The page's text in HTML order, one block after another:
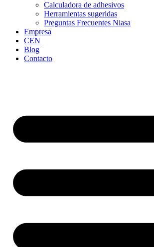
Calculadora de adhesivos
Herramientas sugeridas
Preguntas Frecuentes Niasa
Empresa
CEN
Blog
Contacto